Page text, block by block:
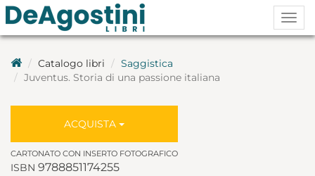
Catalogo libri
Saggistica
Juventus. Storia di una passione italiana
ACQUISTA
CARTONATO CON INSERTO FOTOGRAFICO
ISBN 9788851174255